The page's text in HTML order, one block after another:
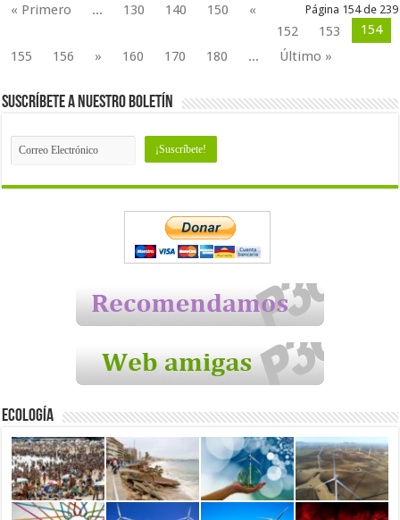
Página 154 de 239
« Primero ... 130 140 150
«
152
153
154
155
156 » 160 170 180 ... Último »
Suscríbete a nuestro Boletín
Ecología